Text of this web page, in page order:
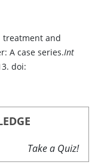
treatment and
A case series.Int
doi:
Take a Quiz!